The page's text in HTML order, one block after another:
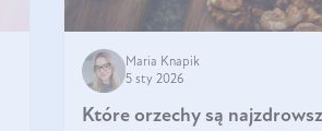
Maria Knapik
5 sty 2026
Które orzechy są